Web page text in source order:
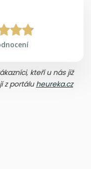
kteří u nás již
z portálu heureka.cz